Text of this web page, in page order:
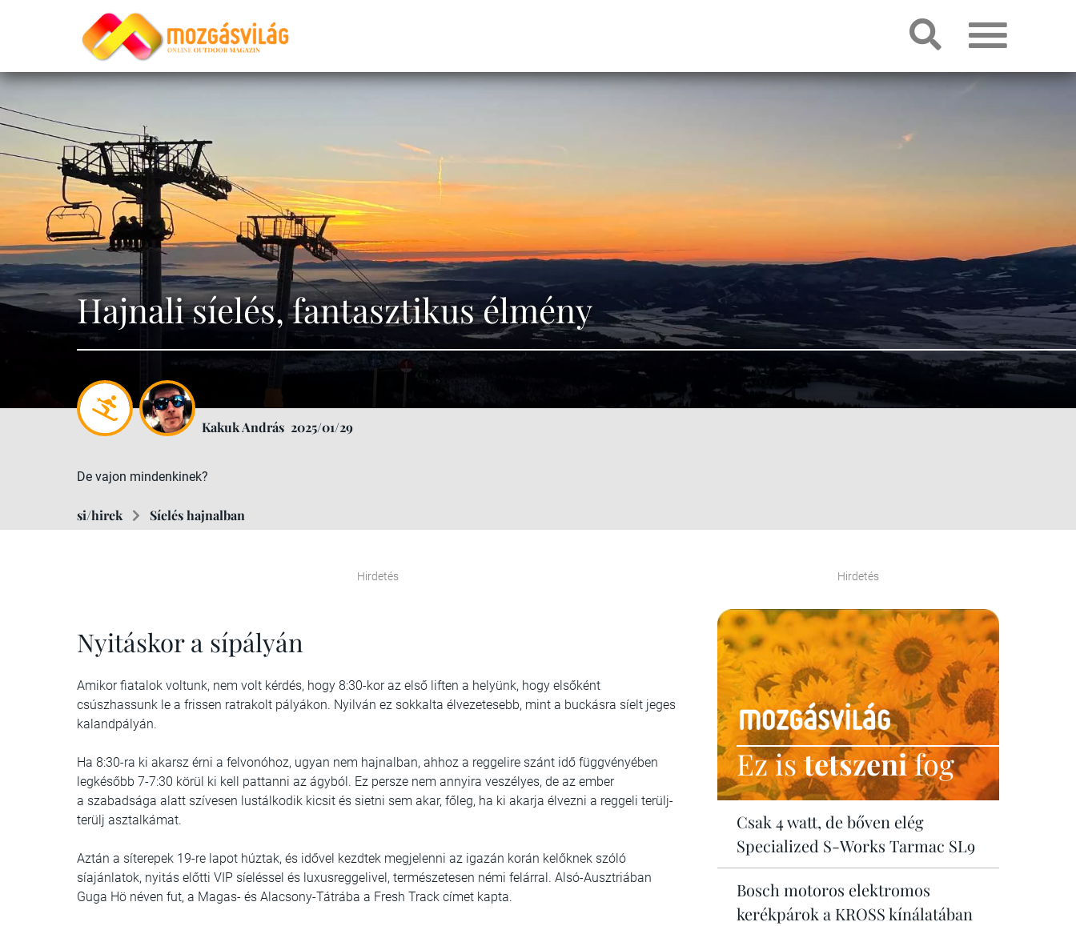
Hajnali síelés, fantasztikus élmény
Kakuk András 2025/01/29
De vajon mindenkinek?
si/hirek Síelés hajnalban
Hirdetés
Nyitáskor a sípályán
Amikor fiatalok voltunk, nem volt kérdés, hogy 8:30-kor az első liften a helyünk, hogy elsőként
csúszhassunk le a frissen ratrakolt pályákon. Nyilván ez sokkalta élvezetesebb, mint a buckásra síelt jeges
kalandpályán.
Ha 8:30-ra ki akarsz érni a felvonóhoz, ugyan nem hajnalban, ahhoz a reggelire szánt idő függvényében
legkésőbb 7-7:30 körül ki kell pattanni az ágyból. Ez persze nem annyira veszélyes, de az ember
a szabadsága alatt szívesen lustálkodik kicsit és sietni sem akar, főleg, ha ki akarja élvezni a reggeli terülj-
terülj asztalkámat.
Aztán a síterepek 19-re lapot húztak, és idővel kezdtek megjelenni az igazán korán kelőknek szóló
síajánlatok, nyitás előtti VIP síeléssel és luxusreggelivel, természetesen némi felárral. Alsó-Ausztriában
Guga Hö néven fut, a Magas- és Alacsony-Tátrába a Fresh Track címet kapta.
Hirdetés
Ez istetszenifog
Csak 4 watt, de bőven elég
Specialized S-Works Tarmac SL9
Bosch motoros elektromos
kerékpárok a KROSS kínálatában